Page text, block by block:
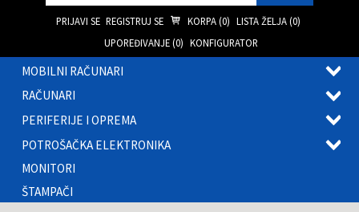
PRIJAVI SE REGISTRUJ SE KORPA (0) LISTA ŽELJA (0)
UPOREĐIVANJE (0) KONFIGURATOR
MOBILNI RAČUNARI
RAČUNARI
PERIFERIJE I OPREMA
POTROŠAČKA ELEKTRONIKA
MONITORI
ŠTAMPAČI